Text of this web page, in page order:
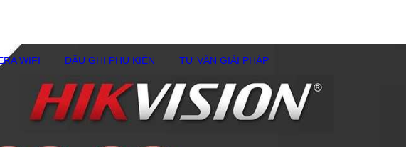
WIFI ĐẦU GHI PHỤ KIÊN TƯ VẤN GIẢI PHÁP